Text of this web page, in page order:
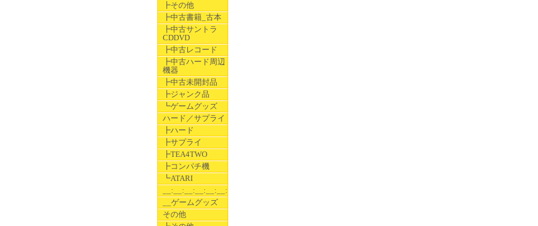
┣その他
┣中古書籍_古本
┣中古サントラ
CDDVD
┣中古レコード
┣中古ハード周辺
機器
┣中古未開封品
┣ジャンク品
┗ゲームグッズ
ハード／サプライ
┣ハード
┣サプライ
┣TEA4TWO
┣コンパチ機
┗ATARI
__:__:__:__:__:__:__
__ゲームグッズ
その他